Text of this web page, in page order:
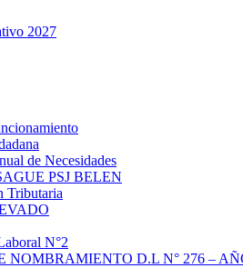
2027
de Necesidades
PSJ BELEN
Tributaria
N°2
NOMBRAMIENTO D.L N° 276 –